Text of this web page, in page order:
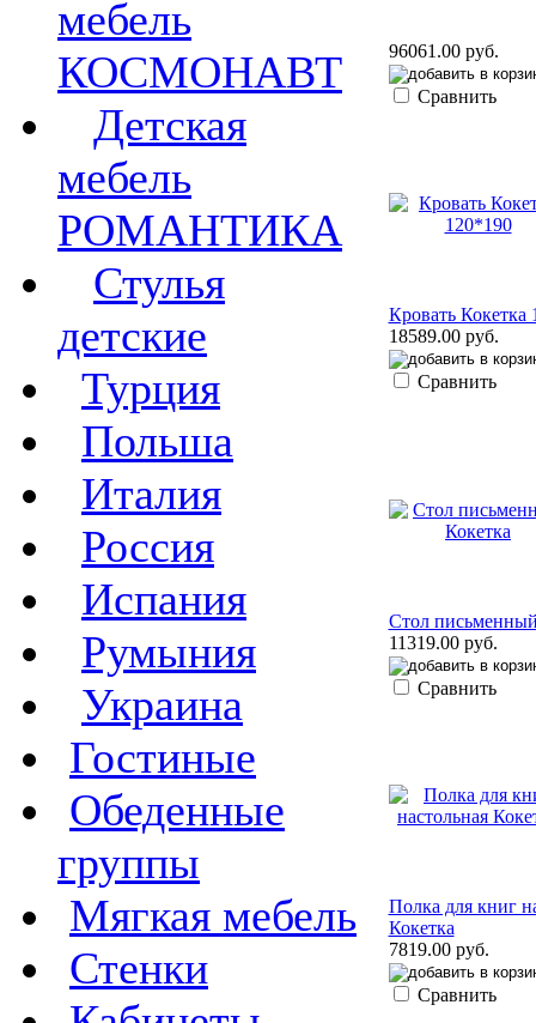
мебель
КОСМОНАВТ
Детская
мебель
РОМАНТИКА
Стулья
детские
Турция
Польша
Италия
Россия
Испания
Румыния
Украина
Гостиные
Обеденные
группы
Мягкая мебель
Стенки
96061.00 руб.
Сравнить
Кровать Кокетка
18589.00 руб.
Сравнить
Стол
11319.00 руб.
Сравнить
Полка для книг
Кокетка
7819.00 руб.
Сравнить